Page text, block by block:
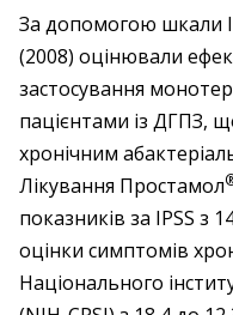
За допомогою шкали
(2008) оцінювали
застосування
пацієнтами із ДГПЗ,
хронічним
Лікування Простамол
показників за IPSS з
оцінки симптомів
Національного